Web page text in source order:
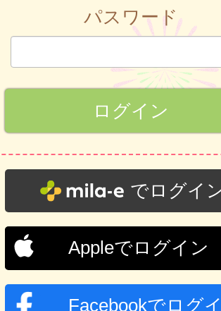
パスワード
でログイ
Appleでログイン
Facebookでログ